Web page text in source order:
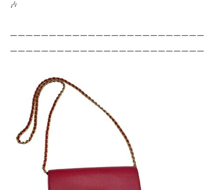
🎶
ーーーーーーーーーーーーーーーーーーーーーーーーー
ーーーーーーーーーーーーーーーーーーーーーーーーー